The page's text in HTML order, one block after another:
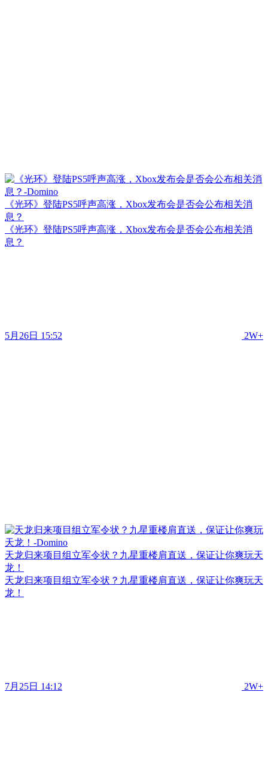
《光环》登陆PS5呼声高涨，Xbox发布会是否会公布相关消
息？
《光环》登陆PS5呼声高涨，Xbox发布会是否会公布相关消
息？
5月26日 15:52 2W+
天龙归来项目组立军令状？九星重楼肩直送，保证让你爽玩天
龙！
天龙归来项目组立军令状？九星重楼肩直送，保证让你爽玩天
龙！
7月25日 14:12 2W+